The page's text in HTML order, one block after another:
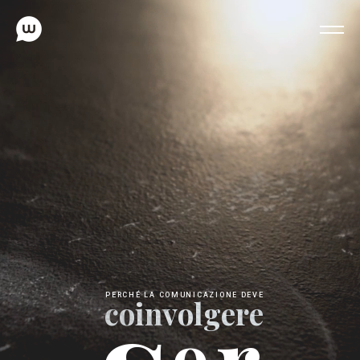
PERCHÉ LA COMUNICAZIONE DEVE
coinvolgere